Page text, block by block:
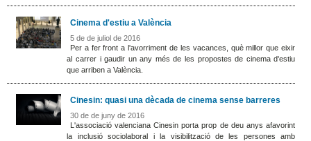
Cinema d'estiu a València
5 de de juliol de 2016
Per a fer front a l'avorriment de les vacances, què millor que eixir
al carrer i gaudir un any més de les propostes de cinema d'estiu
que arriben a València.
Cinesin: quasi una dècada de cinema sense barreres
30 de de juny de 2016
L'associació valenciana Cinesin porta prop de deu anys afavorint
la inclusió sociolaboral i la visibilització de les persones amb